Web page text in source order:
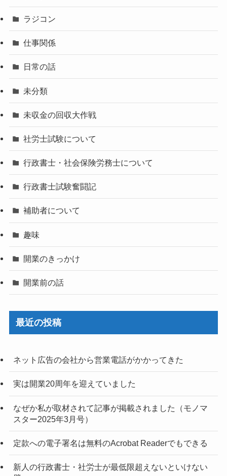
ラジコン
仕事関係
日常の話
未分類
未収金の回収大作戦
社労士試験について
行政書士・社会保険労務士について
行政書士試験奮闘記
補助者について
趣味
開業のきっかけ
開業前の話
最近の投稿
ネット広告の会社から営業電話がかかってきた
実は開業20周年を迎えていました
なぜか私が取材されて記事が掲載されました（モノマ
スター2025年3月号）
定款への電子署名は無料のAcrobat Readerでもできる
新人の行政書士・社労士が最低限超えないといけない